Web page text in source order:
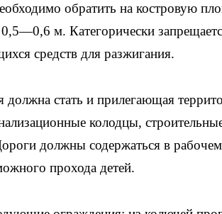
обратить на костровую
м. Категорически
средств для разжигания.
стать и прилегающая
колодцы,
должны содержаться в
прохода детей.